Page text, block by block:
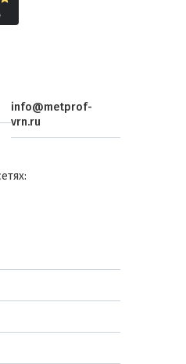
info@metprof-
vrn.ru